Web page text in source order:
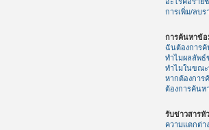
การเพิ่ม/ลบ
การค้นหาข้
ฉันต้องการค้
ทำไมผลลัพธ์
ทำไมในขณะ
หากต้องการ
ต้องการค้นห
รับข่าวสารหั
ความแตกต่า